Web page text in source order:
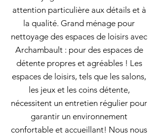
attention particulière aux détails et à
la qualité. Grand ménage pour
nettoyage des espaces de loisirs avec
Archambault : pour des espaces de
détente propres et agréables ! Les
espaces de loisirs, tels que les salons,
les jeux et les coins détente,
nécessitent un entretien régulier pour
garantir un environnement
confortable et accueillant! Nous nous